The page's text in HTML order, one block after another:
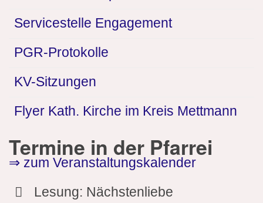
Servicestelle Engagement
PGR-Protokolle
KV-Sitzungen
Flyer Kath. Kirche im Kreis Mettmann
Termine in der Pfarrei
⇒ zum Veranstaltungskalender
Lesung: Nächstenliebe